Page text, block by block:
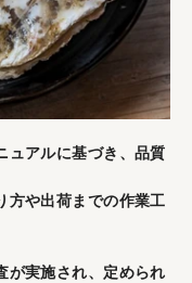
ュアルに基づき、品質
方や出荷までの作業工
が実施され、定められ